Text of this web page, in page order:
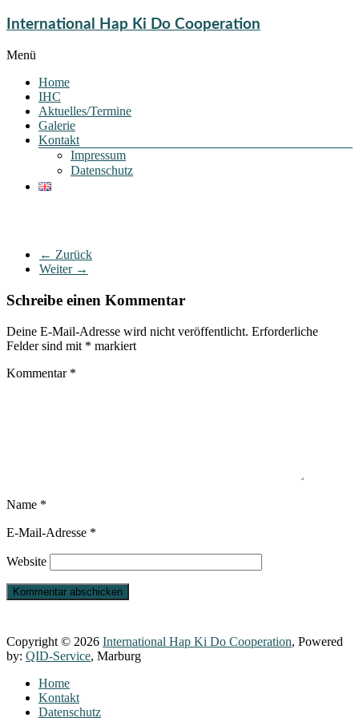
International Hap Ki Do Cooperation
Menü
Home
IHC
Aktuelles/Termine
Galerie
Kontakt
Impressum
Datenschutz
← Zurück
Weiter →
Schreibe einen Kommentar
Deine E-Mail-Adresse wird nicht veröffentlicht. Erforderliche
Felder sind mit * markiert
Kommentar *
Name *
E-Mail-Adresse *
Website
Copyright © 2026 International Hap Ki Do Cooperation, Powered
by: QID-Service, Marburg
Home
Kontakt
Datenschutz